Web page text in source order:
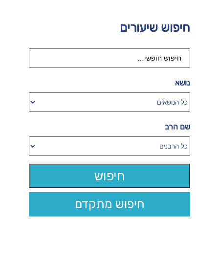
חיפוש שיעורים
נושא
שם הרב
חיפוש מתקדם